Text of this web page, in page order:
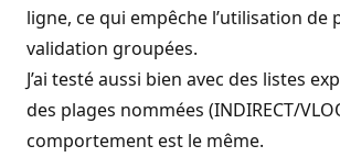
ligne, ce qui empêche l’utilisation de
validation groupées.
J’ai testé aussi bien avec des listes
des plages nommées (INDIRECT/
comportement est le même.